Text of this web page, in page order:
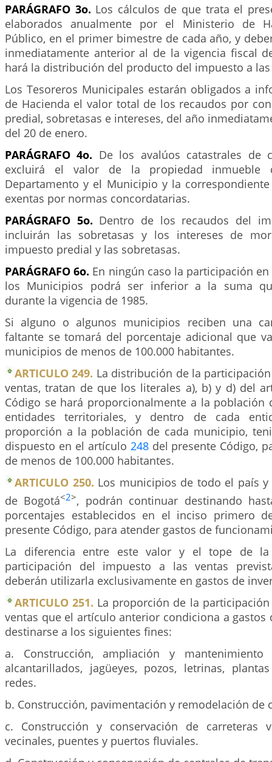
PARÁGRAFO 3o. Los cálculos de que trata el
elaborados anualmente por el Ministerio de
Público, en el primer bimestre de cada año, y
inmediatamente anterior al de la vigencia fiscal
hará la distribución del producto del impuesto a
Los Tesoreros Municipales estarán obligados a
de Hacienda el valor total de los recaudos por
predial, sobretasas e intereses, del año
del 20 de enero.
PARÁGRAFO 4o. De los avalúos catastrales de
excluirá el valor de la propiedad
Departamento y el Municipio y la
exentas por normas concordatarias.
PARÁGRAFO 5o. Dentro de los recaudos del
incluirán las sobretasas y los intereses de
impuesto predial y las sobretasas.
PARÁGRAFO 6o. En ningún caso la participación
los Municipios podrá ser inferior a la suma
durante la vigencia de 1985.
Si alguno o algunos municipios reciben una
faltante se tomará del porcentaje adicional que
municipios de menos de 100.000 habitantes.
ARTICULO 249. La distribución de la
ventas, tratan de que los literales a), b) y d) del
Código se hará proporcionalmente a la población
entidades territoriales, y dentro de cada
proporción a la población de cada municipio,
dispuesto en el artículo 248del presente Código,
de menos de 100.000 habitantes.
ARTICULO 250. Los municipios de todo el país
de Bogotá<2>, podrán continuar destinando
porcentajes establecidos en el inciso primero
presente Código, para atender gastos de
La diferencia entre este valor y el tope de
participación del impuesto a las ventas
deberán utilizarla exclusivamente en gastos de
ARTICULO 251. La proporción de la
ventas que el artículo anterior condiciona a gastos
destinarse a los siguientes fines:
a. Construcción, ampliación y
alcantarillados, jagüeyes, pozos, letrinas,
redes.
b. Construcción, pavimentación y remodelación de
c. Construcción y conservación de carreteras
vecinales, puentes y puertos fluviales.